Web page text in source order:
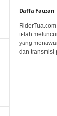
Daffa Fauzan
telah
yang
dan transmisi